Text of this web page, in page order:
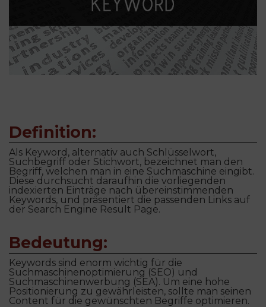
Definition:
Als Keyword, alternativ auch Schlüsselwort,
Suchbegriff oder Stichwort, bezeichnet man den
Begriff, welchen man in eine Suchmaschine eingibt.
Diese durchsucht daraufhin die vorliegenden
indexierten Einträge nach übereinstimmenden
Keywords, und präsentiert die passenden Links auf
der Search Engine Result Page.
Bedeutung:
Keywords sind enorm wichtig für die
Suchmaschinenoptimierung (SEO) und
Suchmaschinenwerbung (SEA). Um eine hohe
Positionierung zu gewährleisten, sollte man seinen
Content für die gewünschten Begriffe optimieren.